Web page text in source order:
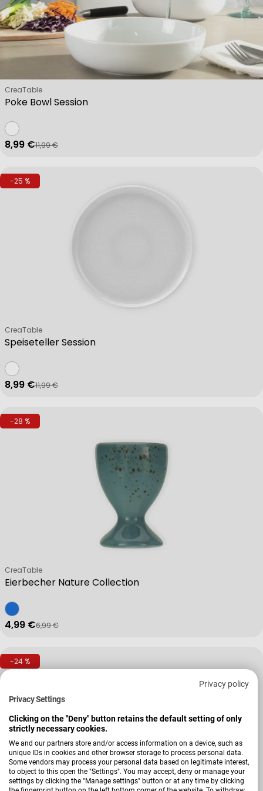
Privacy policy
Privacy Settings
Clicking on the "Deny" button retains the default setting of only
strictly necessary cookies.
We and our partners store and/or access information on a device, such as
unique IDs in cookies and other browser storage to process personal data.
Some vendors may process your personal data based on legitimate interest,
to object to this open the "Settings". You may accept, deny or manage your
settings by clicking the "Manage settings" button or at any time by clicking
Poke Bowl Session
Verkäufer:
CreaTable
Verkaufspreis
8,99 €
Regulärer Preis
11,99 €
-25 %
Speiseteller Session
Verkäufer:
CreaTable
Verkaufspreis
8,99 €
Regulärer Preis
11,99 €
-28 %
Eierbecher Nature Collection
Verkäufer:
CreaTable
Verkaufspreis
4,99 €
Regulärer Preis
6,99 €
-24 %